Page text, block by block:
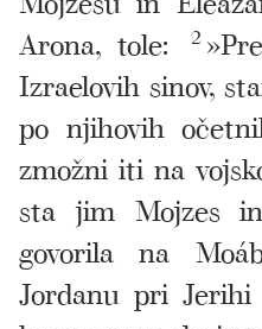
Arona, tole:
2
Izraelovih sinov,
po njihovih
zmožni iti na
sta jim Mojzes
govorila na
Jordanu pri